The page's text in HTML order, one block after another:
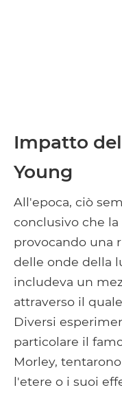
Impatto
Young
All'epoca, ciò
conclusivo che
provocando una
delle onde della
includeva un
attraverso il
Diversi
particolare il
Morley,
l'etere o i suoi